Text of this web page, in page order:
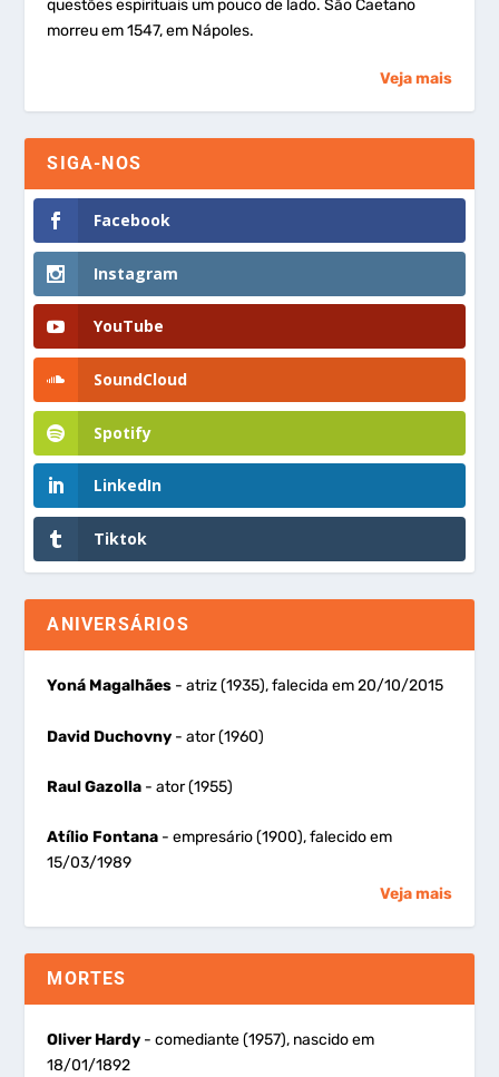
questões espirituais um pouco de lado. São Caetano
morreu em 1547, em Nápoles.
Veja mais
SIGA-NOS
Facebook
Instagram
YouTube
SoundCloud
Spotify
LinkedIn
Tiktok
ANIVERSÁRIOS
Yoná Magalhães - atriz (1935), falecida em 20/10/2015
David Duchovny - ator (1960)
Raul Gazolla - ator (1955)
Atílio Fontana - empresário (1900), falecido em
15/03/1989
Veja mais
MORTES
Oliver Hardy - comediante (1957), nascido em
18/01/1892